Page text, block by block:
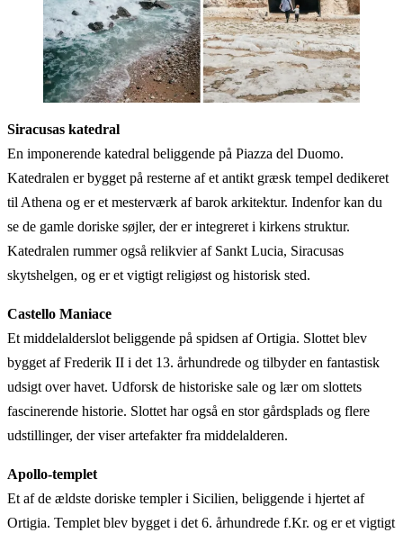
Siracusas katedral
En imponerende katedral beliggende på Piazza del Duomo.
Katedralen er bygget på resterne af et antikt græsk tempel dedikeret
til Athena og er et mesterværk af barok arkitektur. Indenfor kan du
se de gamle doriske søjler, der er integreret i kirkens struktur.
Katedralen rummer også relikvier af Sankt Lucia, Siracusas
skytshelgen, og er et vigtigt religiøst og historisk sted.
Castello Maniace
Et middelalderslot beliggende på spidsen af Ortigia. Slottet blev
bygget af Frederik II i det 13. århundrede og tilbyder en fantastisk
udsigt over havet. Udforsk de historiske sale og lær om slottets
fascinerende historie. Slottet har også en stor gårdsplads og flere
udstillinger, der viser artefakter fra middelalderen.
Apollo-templet
Et af de ældste doriske templer i Sicilien, beliggende i hjertet af
Ortigia. Templet blev bygget i det 6. århundrede f.Kr. og er et vigtigt